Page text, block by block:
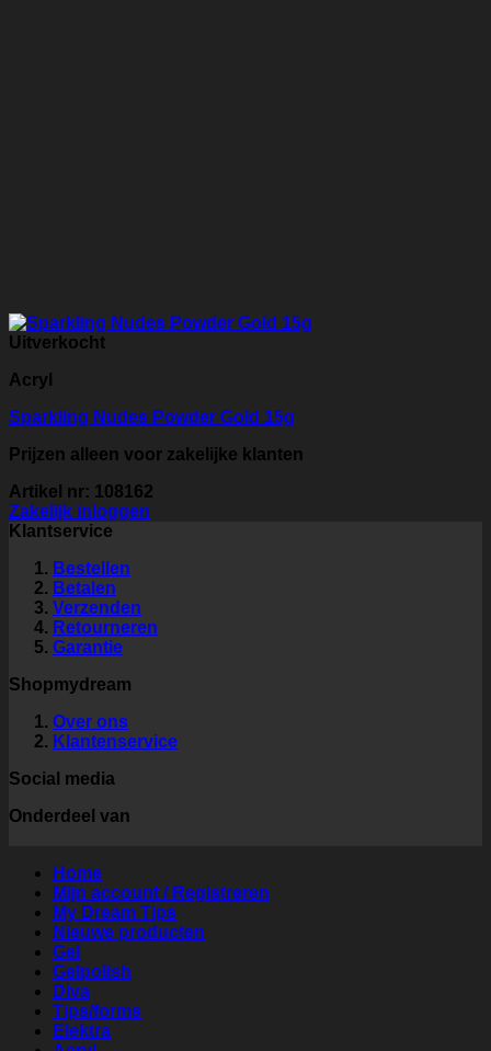
Uitverkocht
Acryl
Sparkling Nudes Powder Gold 15g
Prijzen alleen voor zakelijke klanten
Artikel nr: 108162
Zakelijk inloggen
Klantservice
Bestellen
Betalen
Verzenden
Retourneren
Garantie
Shopmydream
Over ons
Klantenservice
Social media
Onderdeel van
Home
Mijn account / Registreren
My Dream Tips
Nieuwe producten
Gel
Gelpolish
Diva
Tips/forms
Elektra